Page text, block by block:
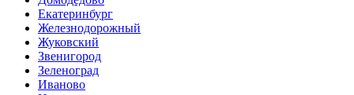
Екатеринбург
Железнодорожный
Жуковский
Звенигород
Зеленоград
Иваново